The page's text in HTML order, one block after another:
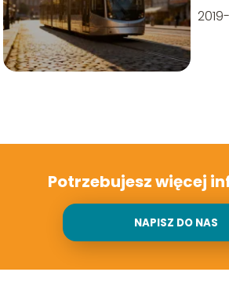
Potrzebujesz więcej
NAPISZ DO NAS